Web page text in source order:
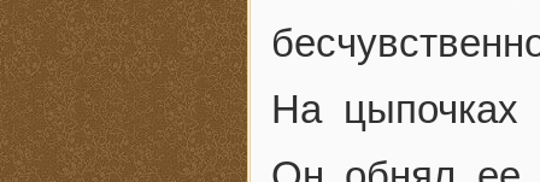
На цыпочках